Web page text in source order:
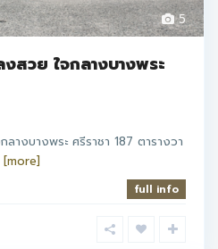
5
สวย ใจกลางบางพระ
างบางพระ ศรีราชา 187 ตารางวา
[more]
full info